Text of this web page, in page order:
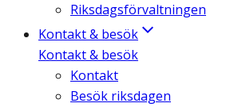
Riksdagsförvaltningen
Kontakt & besök
Kontakt & besök
Kontakt
Besök riksdagen